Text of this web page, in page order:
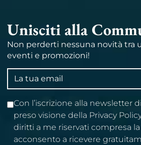
Unisciti alla
Non perderti nessuna novità tra
eventi e promozioni!
Indirizzo
email
Con l’iscrizione alla newsletter
preso visione della Privacy
diritti a me riservati compresa la
acconsento a ricevere